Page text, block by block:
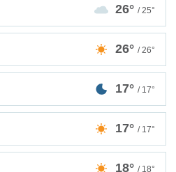
26° / 25°
26° / 26°
17° / 17°
17° / 17°
18° / 18°